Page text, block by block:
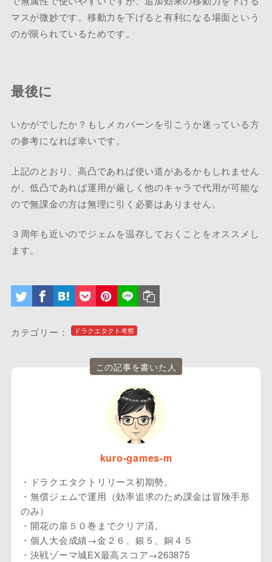
マスが微妙です。移動力を下げると有利になる場面という
のが限られているためです。
最後に
いかがでしたか？もしメカバーンを引こうか迷っている方
の参考になれば幸いです。
上記のとおり、高凸であれば使い道があるかもしれません
が、低凸であれば運用が厳しく他のキャラで代用が可能な
ので無課金の方は無理に引く必要はありません。
３周年も近いのでジェムを温存しておくことをオススメし
ます。
カテゴリー： ドラクエタクト考察
この記事を書いた人
kuro-games-m
・ドラクエタクトリリース初期勢。
・無償ジェムで運用（効率追求のため課金は冒険手形
のみ）
・開花の扉５０巻までクリア済。
・個人大会成績→金２６、銀５、銅４５
・決戦ゾーマ城EX最高スコア→263875